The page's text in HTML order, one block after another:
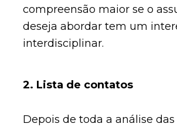
compreensão maior se o
deseja abordar tem um
interdisciplinar.
2. Lista de contatos
Depois de toda a análise